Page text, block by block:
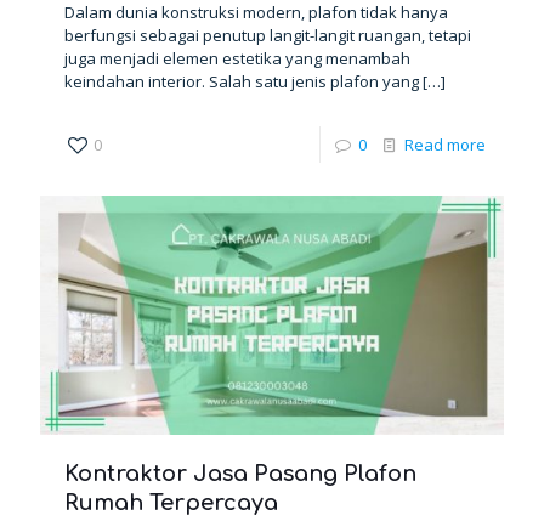
Dalam dunia konstruksi modern, plafon tidak hanya
berfungsi sebagai penutup langit-langit ruangan, tetapi
juga menjadi elemen estetika yang menambah
keindahan interior. Salah satu jenis plafon yang[…]
0 0 Read more
Kontraktor Jasa Pasang Plafon
Rumah Terpercaya